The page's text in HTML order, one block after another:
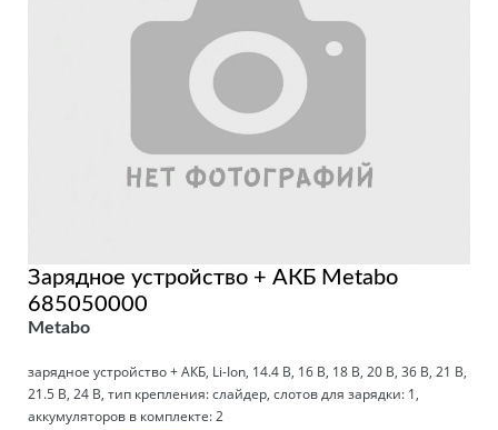
Зарядное устройство + АКБ Metabo
685050000
Metabo
зарядное устройство + АКБ, Li-Ion, 14.4 В, 16 В, 18 В, 20 В, 36 В, 21 В,
21.5 В, 24 В, тип крепления: слайдер, слотов для зарядки: 1,
аккумуляторов в комплекте: 2